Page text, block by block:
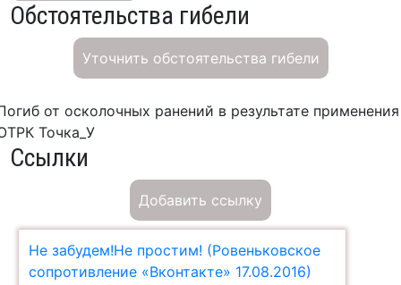
Обстоятельства гибели
Уточнить обстоятельства гибели
от осколочных ранений в результате применения
Точка_У
Ссылки
Добавить ссылку
Не забудем!Не простим! (Ровеньковское
сопротивление «Вконтакте» 17.08.2016)